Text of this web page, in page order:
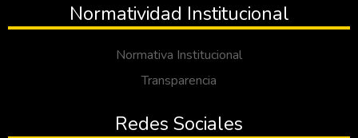
Normatividad Institucional
Normativa Institucional
Transparencia
Redes Sociales